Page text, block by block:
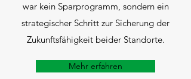
war kein Sparprogramm, sondern ein
strategischer Schritt zur Sicherung der
Zukunftsfähigkeit beider Standorte.
Mehr erfahren